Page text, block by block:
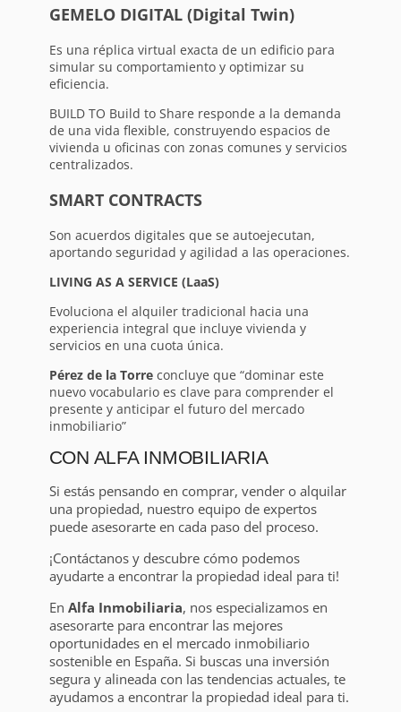
GEMELO DIGITAL (Digital Twin)
Es una réplica virtual exacta de un edificio para
simular su comportamiento y optimizar su
eficiencia.
BUILD TO Build to Share responde a la demanda
de una vida flexible, construyendo espacios de
vivienda u oficinas con zonas comunes y servicios
centralizados.
SMART CONTRACTS
Son acuerdos digitales que se autoejecutan,
aportando seguridad y agilidad a las operaciones.
LIVING AS A SERVICE (LaaS)
Evoluciona el alquiler tradicional hacia una
experiencia integral que incluye vivienda y
servicios en una cuota única.
Pérez de la Torreconcluye que “dominar este
nuevo vocabulario es clave para comprender el
presente y anticipar el futuro del mercado
inmobiliario”
CON ALFA INMOBILIARIA
Si estás pensando en comprar, vender o alquilar
una propiedad, nuestro equipo de expertos
puede asesorarte en cada paso del proceso.
¡Contáctanos y descubre cómo podemos
ayudarte a encontrar la propiedad ideal para ti!
En Alfa Inmobiliaria, nos especializamos en
asesorarte para encontrar las mejores
oportunidades en el mercado inmobiliario
sostenible en España. Si buscas una inversión
segura y alineada con las tendencias actuales, te
ayudamos a encontrar la propiedad ideal para ti.